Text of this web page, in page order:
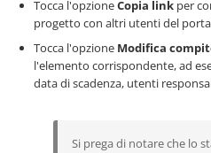
Tocca l'opzioneCopia link per
progetto con altri utenti del
Tocca l'opzione Modifica
l'elemento corrispondente, ad
data di scadenza, utenti
Si prega di notare che lo